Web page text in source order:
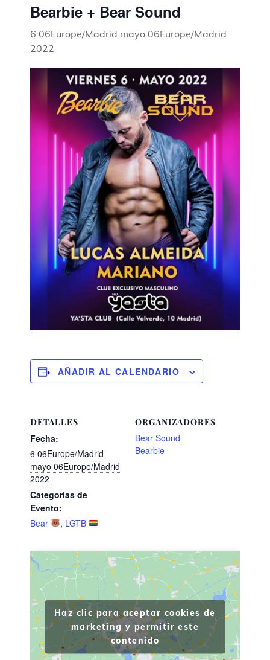
Bearbie + Bear Sound
6 06Europe/Madrid mayo 06Europe/Madrid
2022
AÑADIR AL CALENDARIO
DETALLES
Fecha:
6 06Europe/Madrid
mayo 06Europe/Madrid
2022
Categorías de
Evento:
Bear
, LGTB
ORGANIZADORES
Bear Sound
Bearbie
Haz clic para aceptar cookies de
marketing y permitir este
contenido